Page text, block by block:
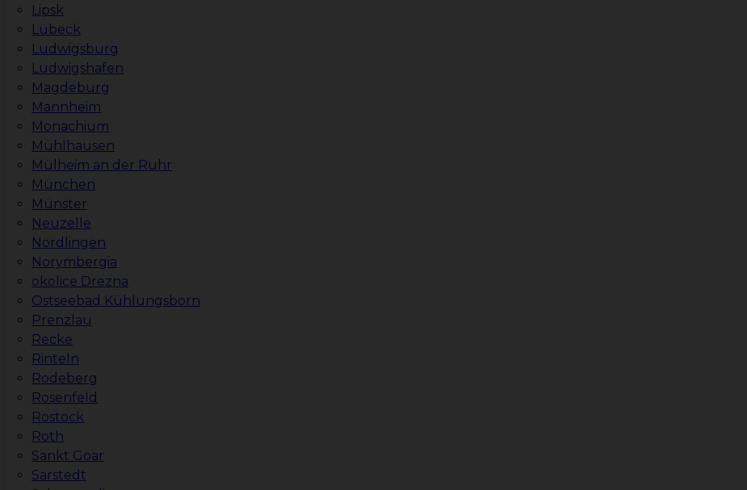
Lipsk
Lübeck
Ludwigsburg
Ludwigshafen
Magdeburg
Mannheim
Monachium
Mühlhausen
Mülheim an der Ruhr
München
Münster
Neuzelle
Nördlingen
Norymbergia
okolice Drezna
Ostseebad Kühlungsborn
Prenzlau
Recke
Rinteln
Rodeberg
Rosenfeld
Rostock
Roth
Sankt Goar
Sarstedt